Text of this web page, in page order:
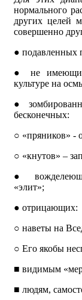
нормального
других целей
совершенно
● подавленных
●
не
культуре на
●
бесконечных:
○ «пряников» -
○ «кнутов» –
●
«элит»;
● отрицающих:
○ наветы на
○ Его якобы
■ видимым
■ людям,